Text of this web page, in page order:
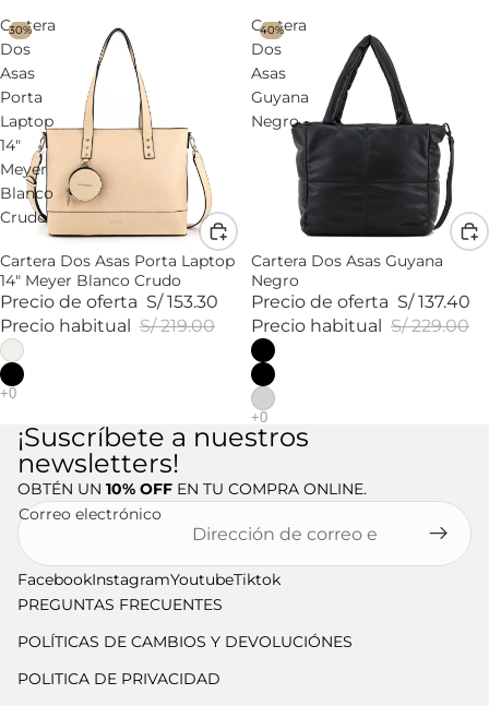
Cartera
Dos
Asas
Porta
Laptop
14"
Meyer
Blanco
Crudo
30%
Cartera Dos Asas Porta Laptop
14" Meyer Blanco Crudo
Precio de oferta S/ 153.30
Precio habitual
S/ 219.00
Cartera
Dos
Asas
Guyana
Negro
40%
Cartera Dos Asas Guyana
Negro
Precio de oferta S/ 137.40
Precio habitual
S/ 229.00
¡Suscríbete a nuestros
newsletters!
OBTÉN UN 10% OFF EN TU COMPRA ONLINE.
Correo electrónico
FacebookInstagramYoutubeTiktok
PREGUNTAS FRECUENTES
POLÍTICAS DE CAMBIOS Y DEVOLUCIÓNES
POLITICA DE PRIVACIDAD